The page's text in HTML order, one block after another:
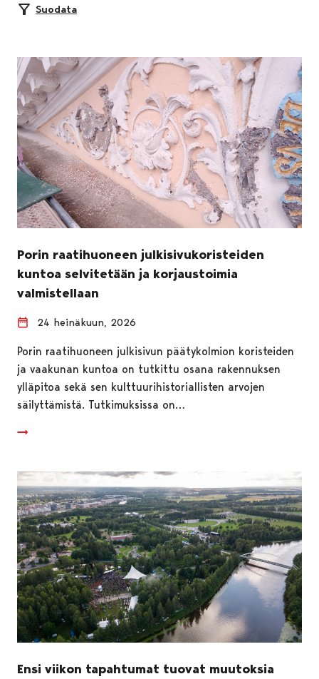
Suodata
Porin raatihuoneen julkisivukoristeiden
kuntoa selvitetään ja korjaustoimia
valmistellaan
24 heinäkuun, 2026
Porin raatihuoneen julkisivun päätykolmion koristeiden
ja vaakunan kuntoa on tutkittu osana rakennuksen
ylläpitoa sekä sen kulttuurihistoriallisten arvojen
säilyttämistä. Tutkimuksissa on…
Ensi viikon tapahtumat tuovat muutoksia